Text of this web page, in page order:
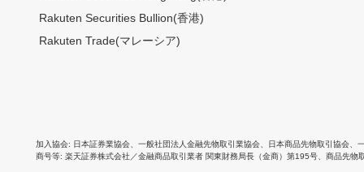
Rakuten Securities Bullion(香港)
Rakuten Trade(マレーシア)
加入協会 日本証券業協会 一般社団法人金融先物取引業協会 日本商品先物取引協会
商号等 楽天証券株式会社／金融商品取引業者 関東財務局長（金商）第195号、商品先物